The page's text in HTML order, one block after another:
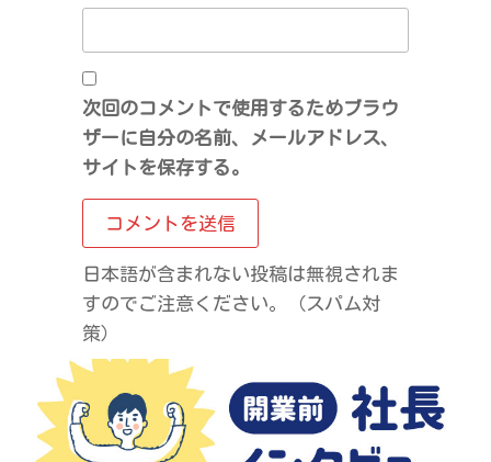
次回のコメントで使用するためブラウ
ザーに自分の名前、メールアドレス、
サイトを保存する。
日本語が含まれない投稿は無視されま
すのでご注意ください。（スパム対
策）